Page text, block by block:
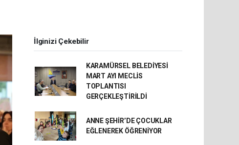
İlginizi Çekebilir
KARAMÜRSEL BELEDİYESİ
MART AYI MECLİS
TOPLANTISI
GERÇEKLEŞTİRİLDİ
ANNE ŞEHİR’DE ÇOCUKLAR
EĞLENEREK ÖĞRENİYOR